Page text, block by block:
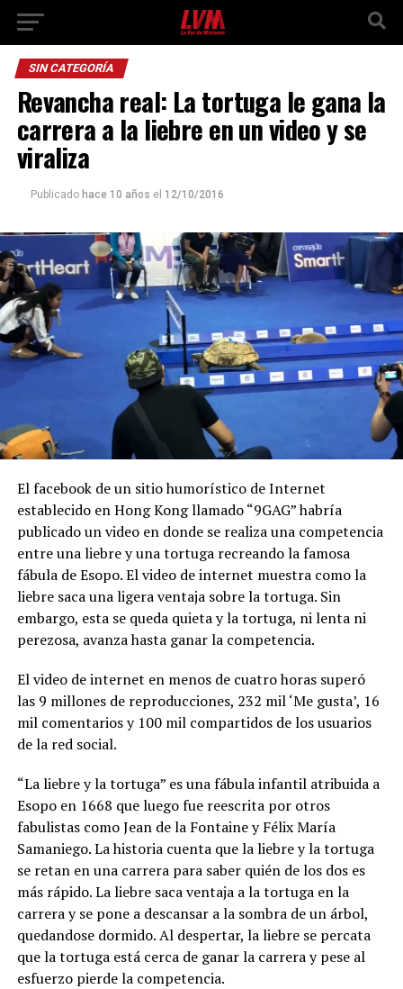
SIN CATEGORÍA
Revancha real: La tortuga le gana la
carrera a la liebre en un video y se
viraliza
Publicado hace 10 años el 12/10/2016
El facebook de un sitio humorístico de Internet
establecido en Hong Kong llamado “9GAG” habría
publicado un video en donde se realiza una competencia
entre una liebre y una tortuga recreando la famosa
fábula de Esopo. El video de internet muestra como la
liebre saca una ligera ventaja sobre la tortuga. Sin
embargo, esta se queda quieta y la tortuga, ni lenta ni
perezosa, avanza hasta ganar la competencia.
El video de internet en menos de cuatro horas superó
las 9 millones de reproducciones, 232 mil ‘Me gusta’, 16
mil comentarios y 100 mil compartidos de los usuarios
de la red social.
“La liebre y la tortuga” es una fábula infantil atribuida a
Esopo en 1668 que luego fue reescrita por otros
fabulistas como Jean de la Fontaine y Félix María
Samaniego. La historia cuenta que la liebre y la tortuga
se retan en una carrera para saber quién de los dos es
más rápido. La liebre saca ventaja a la tortuga en la
carrera y se pone a descansar a la sombra de un árbol,
quedandose dormido. Al despertar, la liebre se percata
que la tortuga está cerca de ganar la carrera y pese al
esfuerzo pierde la competencia.